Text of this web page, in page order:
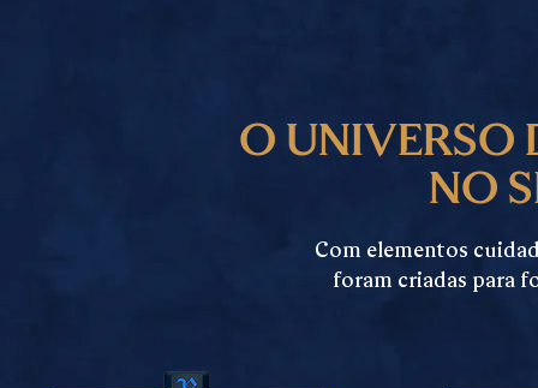
o universo
no
Com elementos
foram criadas para